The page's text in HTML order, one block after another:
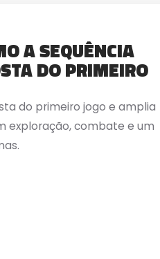
A SEQUÊNCIA
DO PRIMEIRO
do primeiro jogo e amplia
exploração, combate e um